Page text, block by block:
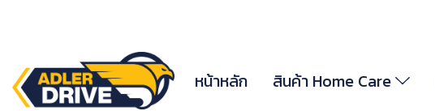
หน้าหลัก สินค้า Home Care